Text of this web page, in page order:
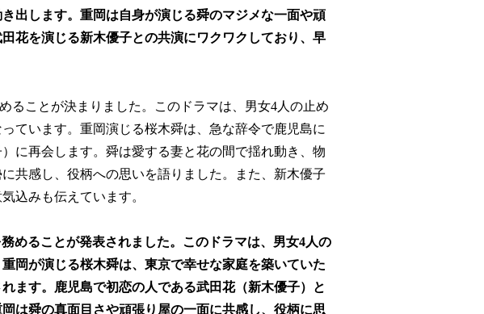
出します。重岡は自身が演じる舜のマジメな一面や頑
花を演じる新木優子との共演にワクワクしており、早
ることが決まりました。このドラマは、男女4人の止め
ています。重岡演じる桜木舜は、急な辞令で鹿児島に
に再会します。舜は愛する妻と花の間で揺れ動き、物
共感し、役柄への思いを語りました。また、新木優子
込みも伝えています。
めることが発表されました。このドラマは、男女4人の
岡が演じる桜木舜は、東京で幸せな家庭を築いていた
ます。鹿児島で初恋の人である武田花（新木優子）と
は舜の真面目さや頑張り屋の一面に共感し、役柄に思